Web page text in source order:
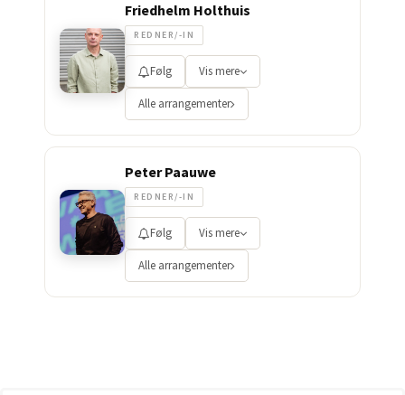
Friedhelm Holthuis
REDNER/-IN
Følg Vis mere
Alle arrangementer
Peter Paauwe
REDNER/-IN
Følg Vis mere
Alle arrangementer